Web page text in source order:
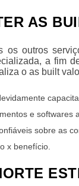
AS
os outros
a fim
o as built
e softwares
sobre as
x benefício.